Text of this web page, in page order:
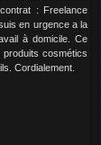
: Freelance
en urgence a la
à domicile. Ce
cosmétics
Cordialement.